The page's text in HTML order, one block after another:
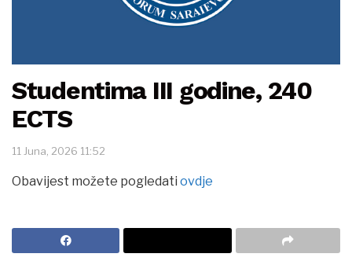
Studentima III godine, 240
ECTS
11 Juna, 2026 11:52
Obavijest možete pogledati ovdje